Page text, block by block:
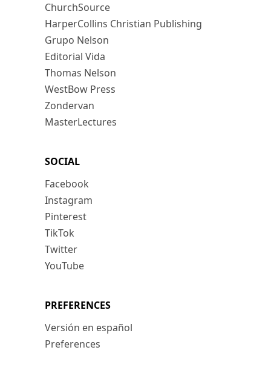
ChurchSource
HarperCollins Christian Publishing
Grupo Nelson
Editorial Vida
Thomas Nelson
WestBow Press
Zondervan
MasterLectures
SOCIAL
Facebook
Instagram
Pinterest
TikTok
Twitter
YouTube
PREFERENCES
Versión en español
Preferences